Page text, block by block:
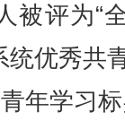
被评为“
统优秀共
年学习